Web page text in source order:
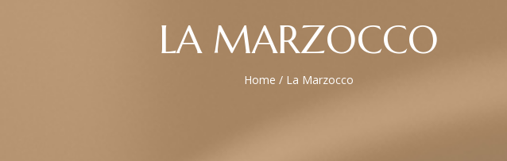
LA MARZOCCO
Home / La Marzocco